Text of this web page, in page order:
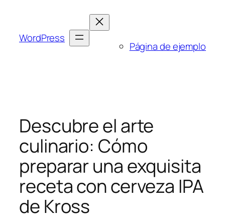
contenido
WordPress
Página de ejemplo
Descubre el arte
culinario: Cómo
preparar una exquisita
receta con cerveza IPA
de Kross